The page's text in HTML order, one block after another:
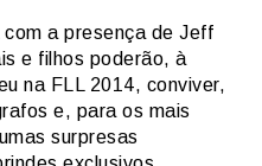
a presença de Jeff
e filhos poderão, à
na FLL 2014, conviver,
e, para os mais
surpresas